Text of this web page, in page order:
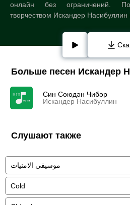
онлайн без ограничений.
творчеством Искандер Насибуллин
Больше песен Искандер
Син Сөюдән Чибәр
Искандер Насибуллин
Слушают также
موسيقى الامنيات
Cold